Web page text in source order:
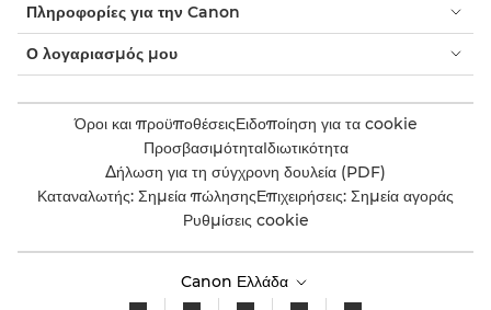
Πληροφορίες για την Canon
Ο λογαριασμός μου
Όροι και προϋποθέσειςΕιδοποίηση για τα cookie
ΠροσβασιμότηταΙδιωτικότητα
Δήλωση για τη σύγχρονη δουλεία (PDF)
Καταναλωτής: Σημεία πώλησηςΕπιχειρήσεις: Σημεία αγοράς
Ρυθμίσεις cookie
Canon Ελλάδα